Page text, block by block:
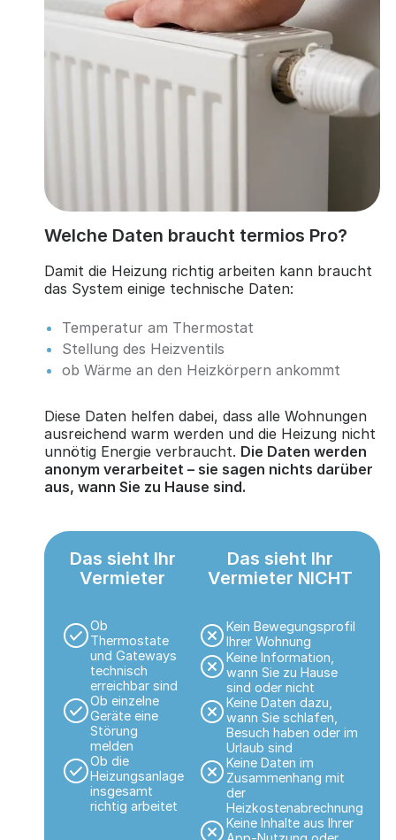
Welche Daten braucht termios Pro?
Damit die Heizung richtig arbeiten kann braucht
das System einige technische Daten:
Temperatur am Thermostat
Stellung des Heizventils
ob Wärme an den Heizkörpern ankommt
Diese Daten helfen dabei, dass alle Wohnungen
ausreichend warm werden und die Heizung nicht
unnötig Energie verbraucht. Die Daten werden
anonym verarbeitet – sie sagen nichts darüber
aus, wann Sie zu Hause sind.
Das sieht Ihr
Vermieter
Das sieht Ihr
Vermieter NICHT
Ob
Thermostate
und Gateways
technisch
erreichbar sind
Ob einzelne
Geräte eine
Störung
melden
Ob die
Heizungsanlage
insgesamt
richtig arbeitet
Kein Bewegungsprofil
Ihrer Wohnung
Keine Information,
wann Sie zu Hause
sind oder nicht
Keine Daten dazu,
wann Sie schlafen,
Besuch haben oder im
Urlaub sind
Keine Daten im
Zusammenhang mit
der
Heizkostenabrechnung
Keine Inhalte aus Ihrer